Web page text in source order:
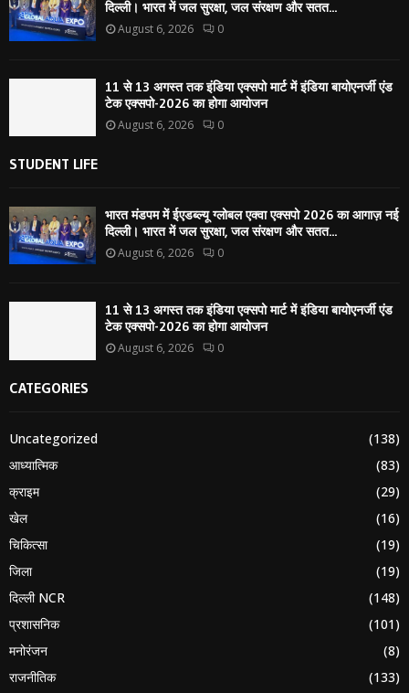
दिल्ली। भारत में जल सुरक्षा, जल संरक्षण और सतत...
August 6, 2026 0
11 से 13 अगस्त तक इंडिया एक्सपो मार्ट में इंडिया बायोएनर्जी एंड
टेक एक्सपो-2026 का होगा आयोजन
August 6, 2026 0
STUDENT LIFE
भारत मंडपम में ईएडब्ल्यू ग्लोबल एक्वा एक्सपो 2026 का आगाज़ नई
दिल्ली। भारत में जल सुरक्षा, जल संरक्षण और सतत...
August 6, 2026 0
11 से 13 अगस्त तक इंडिया एक्सपो मार्ट में इंडिया बायोएनर्जी एंड
टेक एक्सपो-2026 का होगा आयोजन
August 6, 2026 0
CATEGORIES
Uncategorized
(138)
आध्यात्मिक
(83)
क्राइम
(29)
खेल
(16)
चिकित्सा
(19)
जिला
(19)
दिल्ली NCR
(148)
प्रशासनिक
(101)
मनोरंजन
(8)
राजनीतिक
(133)